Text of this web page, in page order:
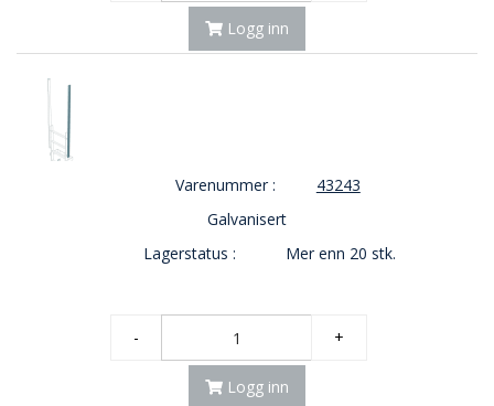
Logg inn
Varenummer :
43243
Galvanisert
Lagerstatus :
Mer enn 20 stk.
- +
Logg inn